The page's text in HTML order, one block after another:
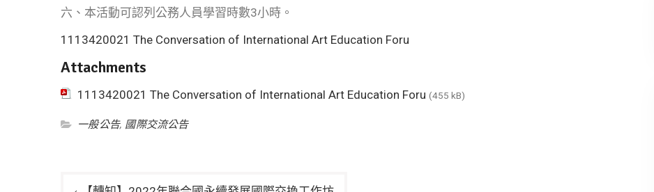
六、本活動可認列公務人員學習時數3小時。
1113420021 The Conversation of International Art Education Foru
Attachments
1113420021 The Conversation of International Art Education Foru (455 kB)
一般公告, 國際交流公告